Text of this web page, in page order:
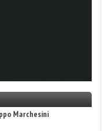
Marchesini